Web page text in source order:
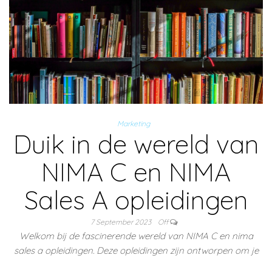
Marketing
Duik in de wereld van
NIMA C en NIMA
Sales A opleidingen
7 September 2023 Off
Welkom bij de fascinerende wereld van NIMA C en nima
sales a opleidingen. Deze opleidingen zijn ontworpen om je